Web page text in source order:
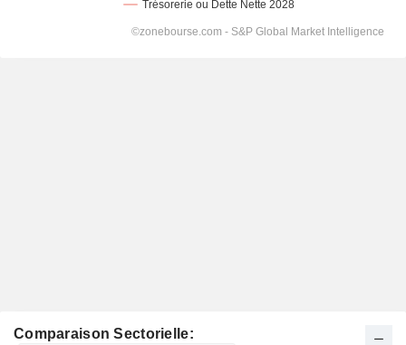
Comparaison Sectorielle: